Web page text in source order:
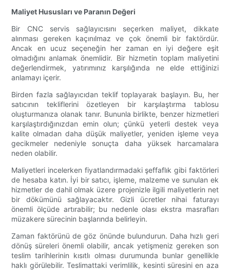
Maliyet Hususları ve Paranın Değeri
Bir CNC servis sağlayıcısını seçerken maliyet, dikkate
alınması gereken kaçınılmaz ve çok önemli bir faktördür.
Ancak en ucuz seçeneğin her zaman en iyi değere eşit
olmadığını anlamak önemlidir. Bir hizmetin toplam maliyetini
değerlendirmek, yatırımınız karşılığında ne elde ettiğinizi
anlamayı içerir.
Birden fazla sağlayıcıdan teklif toplayarak başlayın. Bu, her
satıcının tekliflerini özetleyen bir karşılaştırma tablosu
oluşturmanıza olanak tanır. Bununla birlikte, benzer hizmetleri
karşılaştırdığınızdan emin olun; çünkü yeterli destek veya
kalite olmadan daha düşük maliyetler, yeniden işleme veya
gecikmeler nedeniyle sonuçta daha yüksek harcamalara
neden olabilir.
Maliyetleri incelerken fiyatlandırmadaki şeffaflık gibi faktörleri
de hesaba katın. İyi bir satıcı, işleme, malzeme ve sunulan ek
hizmetler de dahil olmak üzere projenizle ilgili maliyetlerin net
bir dökümünü sağlayacaktır. Gizli ücretler nihai faturayı
önemli ölçüde artırabilir; bu nedenle olası ekstra masrafları
müzakere sürecinin başlarında belirleyin.
Zaman faktörünü de göz önünde bulundurun. Daha hızlı geri
dönüş süreleri önemli olabilir, ancak yetişmeniz gereken son
teslim tarihlerinin kısıtlı olması durumunda bunlar genellikle
haklı görülebilir. Teslimattaki verimlilik, kesinti süresini en aza